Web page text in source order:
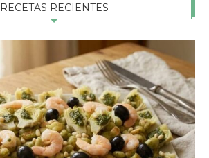
RECETAS RECIENTES